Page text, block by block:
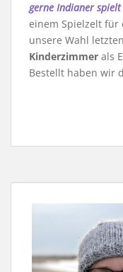
gerne Indianer spielt
einem Spielzelt für
unsere Wahl
Kinderzimmer als
Bestellt haben wir